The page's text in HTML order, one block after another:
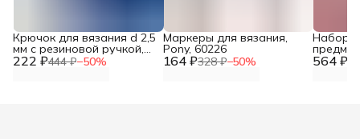
222 ₽444 ₽−50%
Крючок для вязания d 2,5
мм с резиновой ручкой,
13,5 см, Hobby&Pro, 164 ₽328 ₽−50%
Маркеры для вязания,
Pony, 60226
564 ₽
Набор